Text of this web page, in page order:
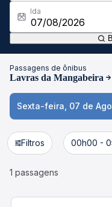
Ida
Passagens de ônibus
Lavras da Mangabeira
Sexta-feira, 07 de
Filtros 00h00 -
1 passagens